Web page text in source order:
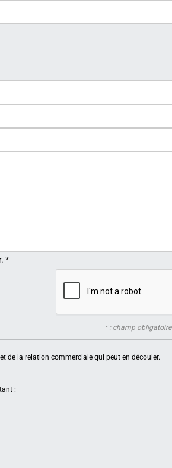
*
* : champ obligatoire
de la relation commerciale qui peut en découler.
: